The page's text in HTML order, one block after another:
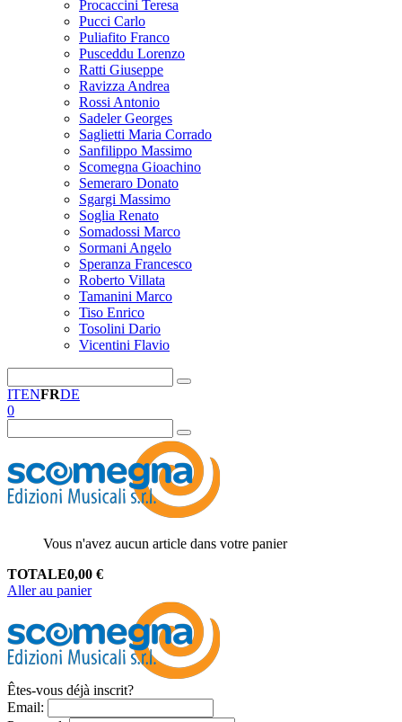
Procaccini Teresa
Pucci Carlo
Puliafito Franco
Pusceddu Lorenzo
Ratti Giuseppe
Ravizza Andrea
Rossi Antonio
Sadeler Georges
Saglietti Maria Corrado
Sanfilippo Massimo
Scomegna Gioachino
Semeraro Donato
Sgargi Massimo
Soglia Renato
Somadossi Marco
Sormani Angelo
Speranza Francesco
Roberto Villata
Tamanini Marco
Tiso Enrico
Tosolini Dario
Vicentini Flavio
ITENFRDE
0
Vous n'avez aucun article dans votre panier
TOTALE0,00 €
Aller au panier
Êtes-vous déjà inscrit?
Email: